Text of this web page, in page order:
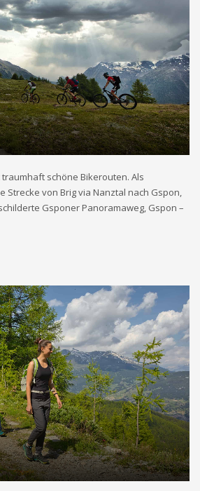
schöne Bikerouten. Als
Strecke von Brig via Nanztal nach Gspon,
Gsponer Panoramaweg, Gspon –